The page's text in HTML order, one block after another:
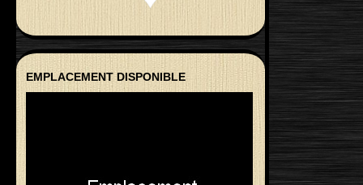
EMPLACEMENT DISPONIBLE